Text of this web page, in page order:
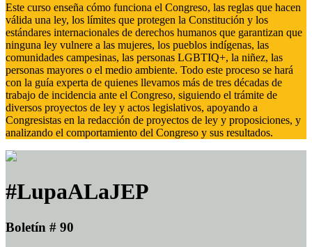
Este curso enseña cómo funciona el Congreso, las reglas que hacen
válida una ley, los límites que protegen la Constitución y los
estándares internacionales de derechos humanos que garantizan que
ninguna ley vulnere a las mujeres, los pueblos indígenas, las
comunidades campesinas, las personas LGBTIQ+, la niñez, las
personas mayores o el medio ambiente. Todo este proceso se hará
con la guía experta de quienes llevamos más de tres décadas de
trabajo de incidencia ante el Congreso, siguiendo el trámite de
diversos proyectos de ley y actos legislativos, apoyando a
Congresistas en la redacción de proyectos de ley y proposiciones, y
analizando el comportamiento del Congreso y sus resultados.
#LupaALaJEP
Boletín # 90